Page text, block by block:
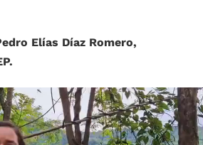
Elías Díaz Romero,